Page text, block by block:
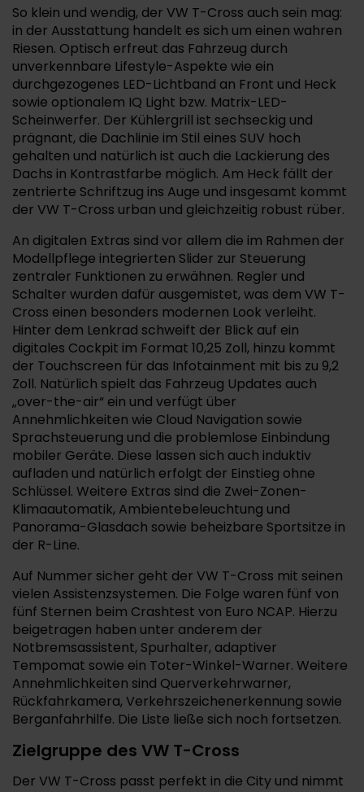
So klein und wendig, der VW T-Cross auch sein mag:
in der Ausstattung handelt es sich um einen wahren
Riesen. Optisch erfreut das Fahrzeug durch
unverkennbare Lifestyle-Aspekte wie ein
durchgezogenes LED-Lichtband an Front und Heck
sowie optionalem IQ Light bzw. Matrix-LED-
Scheinwerfer. Der Kühlergrill ist sechseckig und
prägnant, die Dachlinie im Stil eines SUV hoch
gehalten und natürlich ist auch die Lackierung des
Dachs in Kontrastfarbe möglich. Am Heck fällt der
zentrierte Schriftzug ins Auge und insgesamt kommt
der VW T-Cross urban und gleichzeitig robust rüber.
An digitalen Extras sind vor allem die im Rahmen der
Modellpflege integrierten Slider zur Steuerung
zentraler Funktionen zu erwähnen. Regler und
Schalter wurden dafür ausgemistet, was dem VW T-
Cross einen besonders modernen Look verleiht.
Hinter dem Lenkrad schweift der Blick auf ein
digitales Cockpit im Format 10,25 Zoll, hinzu kommt
der Touchscreen für das Infotainment mit bis zu 9,2
Zoll. Natürlich spielt das Fahrzeug Updates auch
„over-the-air“ ein und verfügt über
Annehmlichkeiten wie Cloud Navigation sowie
Sprachsteuerung und die problemlose Einbindung
mobiler Geräte. Diese lassen sich auch induktiv
aufladen und natürlich erfolgt der Einstieg ohne
Schlüssel. Weitere Extras sind die Zwei-Zonen-
Klimaautomatik, Ambientebeleuchtung und
Panorama-Glasdach sowie beheizbare Sportsitze in
der R-Line.
Auf Nummer sicher geht der VW T-Cross mit seinen
vielen Assistenzsystemen. Die Folge waren fünf von
fünf Sternen beim Crashtest von Euro NCAP. Hierzu
beigetragen haben unter anderem der
Notbremsassistent, Spurhalter, adaptiver
Tempomat sowie ein Toter-Winkel-Warner. Weitere
Annehmlichkeiten sind Querverkehrwarner,
Rückfahrkamera, Verkehrszeichenerkennung sowie
Berganfahrhilfe. Die Liste ließe sich noch fortsetzen.
Zielgruppe des VW T-Cross
Der VW T-Cross passt perfekt in die City und nimmt